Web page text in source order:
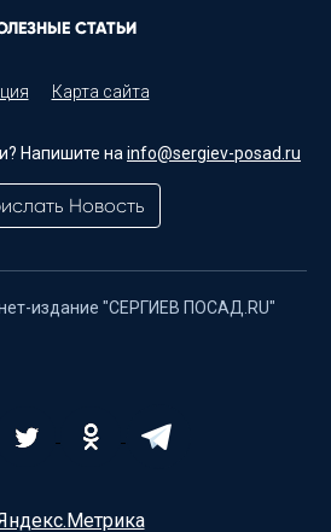
СТАТЬИ
Карта сайта
Напишите на info@sergiev-posad.ru
Новость
издание "СЕРГИЕВ ПОСАД.RU"